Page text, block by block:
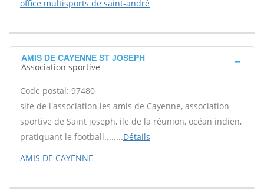
office multisports de saint-andré
AMIS DE CAYENNE ST JOSEPH
Association sportive
Code postal: 97480
site de l'association les amis de Cayenne, association
sportive de Saint joseph, ile de la réunion, océan indien,
pratiquant le football........Détails
AMIS DE CAYENNE